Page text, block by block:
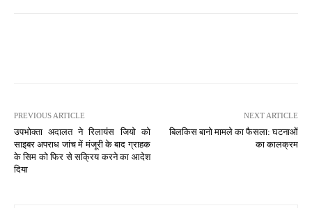
PREVIOUS ARTICLE
उपभोक्ता अदालत ने रिलायंस जियो को
साइबर अपराध जांच में मंजूरी के बाद ग्राहक
के सिम को फिर से सक्रिय करने का आदेश
दिया
NEXT ARTICLE
बिलकिस बानो मामले का फैसला: घटनाओं
का कालक्रम